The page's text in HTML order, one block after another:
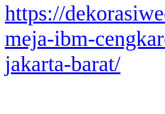
https://
meja-ibm-
jakarta-barat/